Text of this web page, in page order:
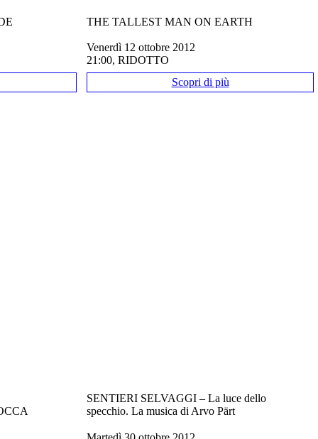
THE TALLEST MAN ON EARTH
venerdì 12 ottobre 2012
21:00, RIDOTTO
Scopri di più
SENTIERI SELVAGGI – La luce dello
specchio. La musica di Arvo Pärt